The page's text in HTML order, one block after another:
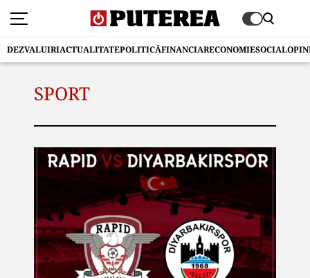
DEZVALUIRIACTUALITATEPOLITICĂFINANCIARECONOMIESOCIAL
SPORT